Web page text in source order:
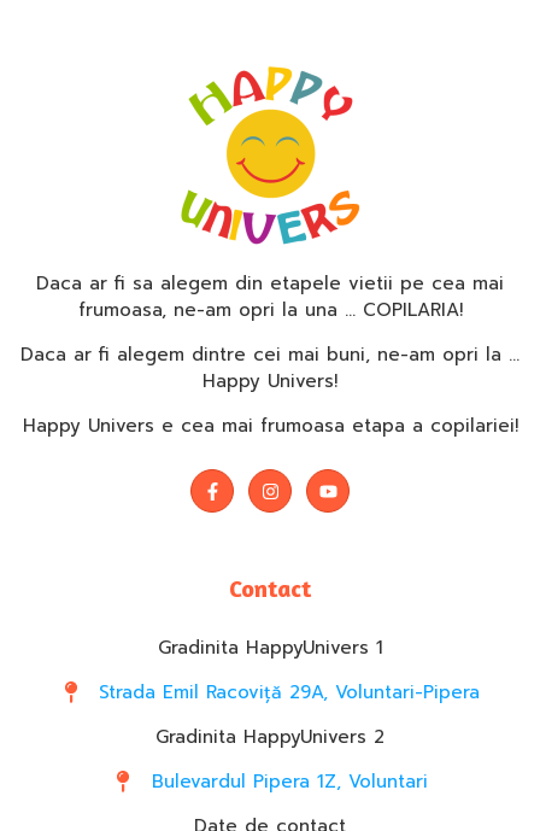
Daca ar fi sa alegem din etapele vietii pe cea mai
frumoasa, ne-am opri la una … COPILARIA!
Daca ar fi alegem dintre cei mai buni, ne-am opri la …
Happy Univers!
Happy Univers e cea mai frumoasa etapa a copilariei!
Contact
Gradinita HappyUnivers 1
Strada Emil Racoviță 29A, Voluntari-Pipera
Gradinita HappyUnivers 2
Bulevardul Pipera 1Z, Voluntari